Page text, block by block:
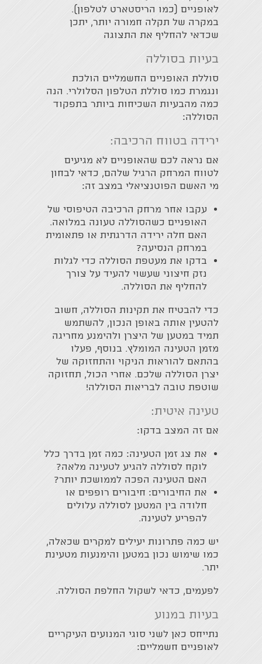
לאופניים (כמו הריסטארט לטלפון).
במקרה של תקלה חמורה יותר, יתכן
שכדאי להחליף את התצוגה
בעיות בסוללה
סוללת האופניים החשמליים הולכת
ונגמרת כמו סוללת הטלפון הסלולרי. הנה
כמה מהבעיות השכיחות ביותר בתפקוד
הסוללה:
ירידה בטווח הרכיבה:
אם נראה לכם שהאופניים לא מגיעים
לטווח המרחק הרגיל שלהם, כדאי לבחון
מי האשם הפוטנציאלי במצב זה:
עקבו אחר מרחק הרכיבה הטיפוסי של
האופניים כשהסוללה טעונה במלואה.
האם חלה ירידה הדרגתית או פתאומית
במרחק הנסיעה?
בדקו את מעטפת הסוללה כדי לגלות
נזק חיצוני שעשוי להעיד על צורך
להחליף את הסוללה.
כדי להבטיח את תקינות הסוללה, חשוב
להטעין אותה באופן הנכון, להשתמש
תמיד במטען של היצרן ולהימנע מחריגה
מזמן הטעינה המומלץ. בנוסף, פעלו
בהתאם להוראות הניקוי והתחזוקה של
יצרן הסוללה שלכם. אחרי הכול, תחזוקה
שוטפת טובה לבריאות הסוללה!
טעינה איטית:
אם זה המצב בדקו:
את צג זמן הטעינה: כמה זמן בדרך כלל
לוקח לסוללה להגיע לטעינה מלאה?
האם הטעינה הפכה לממושכת יותר?
את החיבורים: חיבורים רופפים או
חלודה בין המטען לסוללה עלולים
להפריע לטעינה.
יש כמה פתרונות יעילים למקרים שכאלה,
כמו שימוש נכון במטען והימנעות מטעינת
יתר.
לפעמים, כדאי לשקול החלפת הסוללה.
בעיות במנוע
נתייחס כאן לשני סוגי המנועים העיקריים
לאופניים חשמליים: